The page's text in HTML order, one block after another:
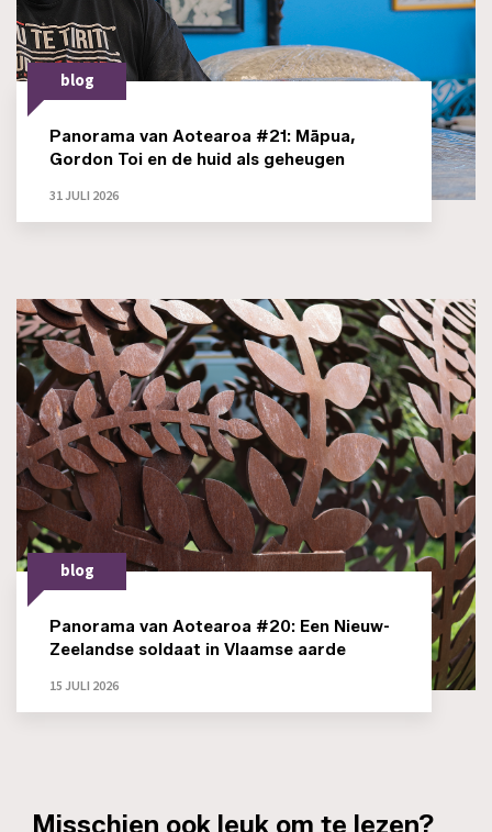
blog
Panorama van Aotearoa #21: Māpua,
Gordon Toi en de huid als geheugen
31 JULI 2026
blog
Panorama van Aotearoa #20: Een Nieuw-
Zeelandse soldaat in Vlaamse aarde
15 JULI 2026
_Misschien ook leuk om te lezen?